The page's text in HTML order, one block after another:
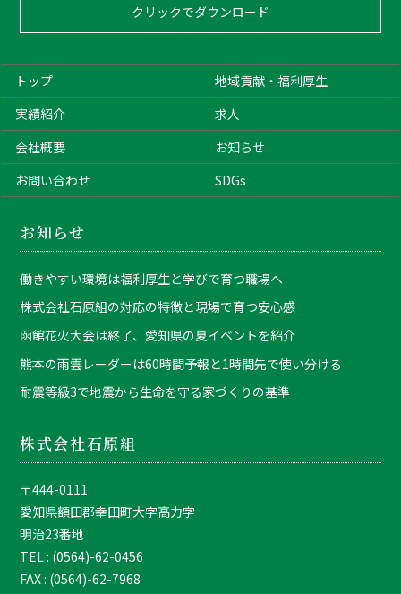
クリックでダウンロード
トップ
地域貢献・福利厚生
実績紹介
求人
会社概要
お知らせ
お問い合わせ
SDGs
お知らせ
働きやすい環境は福利厚生と学びで育つ職場へ
株式会社石原組の対応の特徴と現場で育つ安心感
函館花火大会は終了、愛知県の夏イベントを紹介
熊本の雨雲レーダーは60時間予報と1時間先で使い分ける
耐震等級3で地震から生命を守る家づくりの基準
株式会社石原組
〒444-0111
愛知県額田郡幸田町大字高力字
明治23番地
TEL : (0564)-62-0456
FAX : (0564)-62-7968